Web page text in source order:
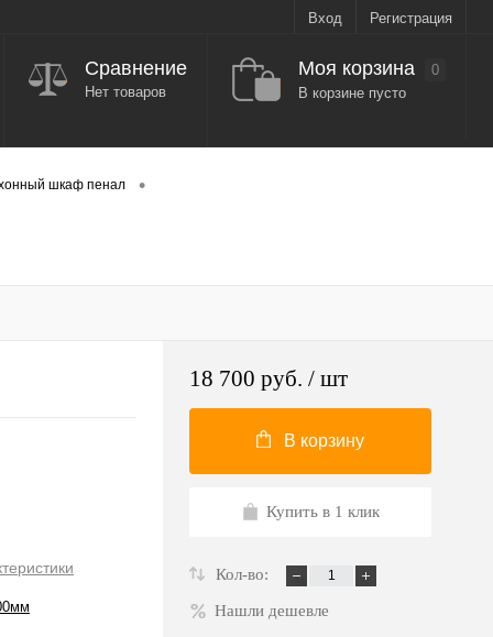
Вход Регистрация
Сравнение
Нет товаров
Моя корзина
0
В корзине пусто
шкаф пенал •
18 700 руб. / шт
В корзину
Купить в 1 клик
Кол-во:
Нашли дешевле